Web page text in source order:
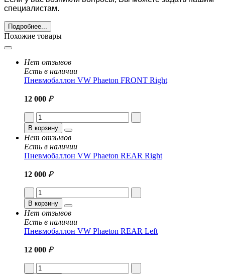
специалистам.
Подробнее...
Похожие товары
Нет отзывов
Есть в наличии
Пневмобаллон VW Phaeton FRONT Right
12 000 ₽
В корзину
Нет отзывов
Есть в наличии
Пневмобаллон VW Phaeton REAR Right
12 000 ₽
В корзину
Нет отзывов
Есть в наличии
Пневмобаллон VW Phaeton REAR Left
12 000 ₽